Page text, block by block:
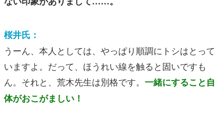
桜井氏：
うーん、本人としては、やっぱり順調にトシはとって
いますよ。だって、ほうれい線を触ると固いですも
ん。それと、荒木先生は別格です。 一緒にすること自
体がおこがましい！